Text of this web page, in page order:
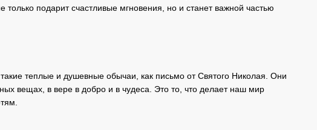
подарит счастливые мгновения, но и станет важной частью
теплые и душевные обычаи, как письмо от Святого Николая. Они
вещах, в вере в добро и в чудеса. Это то, что делает наш мир